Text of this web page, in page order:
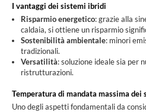
I vantaggi dei sistemi ibridi
Risparmio energetico: grazie alla
caldaia, si ottiene un risparmio
Sostenibilità ambientale: minori
tradizionali.
Versatilità: soluzione ideale sia per
ristrutturazioni.
Temperatura di mandata massima dei
Uno degli aspetti fondamentali da